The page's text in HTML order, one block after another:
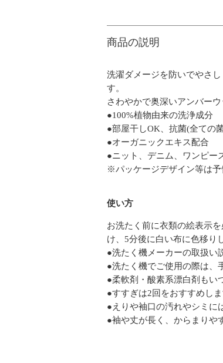
商品の説明
洗濯ダメージを防いでやさ
す。
さわやかで奥深いアンバー
●100%植物由来の洗浄成分
●部屋干しOK、抗菌(全ての
●オーガニックエキス配合
●ニット、デニム、ワンピー
※パッケージデザイン等は
使い方
お洗たく前に衣類の絵表示
け、5分後に白い布に色移り
●洗たく機メーカーの取扱い
●洗たく機でご使用の際は、
●柔軟剤・酸素系漂白剤もい
●すすぎは2回をおすすめしま
●えりや袖口の汚れやシミに
●袖や丈が長く、からまりや